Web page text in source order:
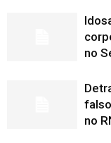
no
no